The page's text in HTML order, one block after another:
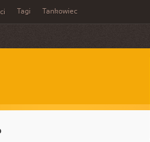
Tagi Tankowiec